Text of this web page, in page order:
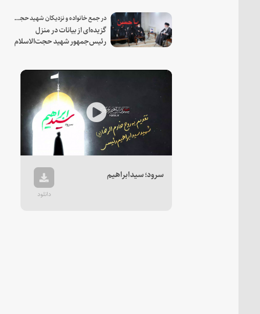
در جمع خانواده و نزدیکان شهید حجت‌الاسلام‌والمسلمین رئیسی:
گزیده‌ای از بیانات در منزل
رئیس‌جمهور شهید حجت‌الاسلام
Play
Video
سرود؛ سیدابراهیم
دانلود